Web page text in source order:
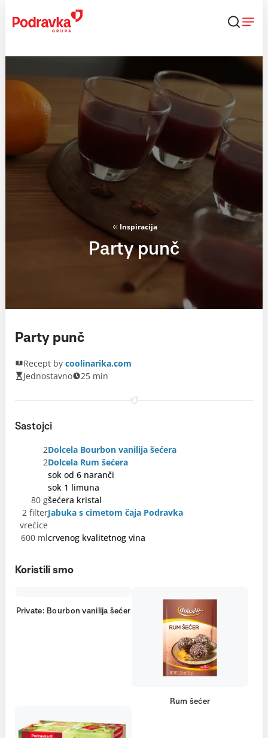
content
Inspiracija
Party punč
Party punč
Recept by coolinarika.com
Jednostavno
25 min
Sastojci
2Dolcela Bourbon vanilija šećera
2Dolcela Rum šećera
sok od 6 naranči
sok 1 limuna
80 gšećera kristal
2 filter
vrećice
Jabuka s cimetom čaja Podravka
600 mlcrvenog kvalitetnog vina
Koristili smo
Private: Bourbon vanilija šećer
Rum šećer